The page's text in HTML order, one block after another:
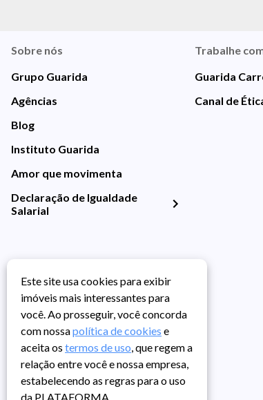
Sobre nós
Grupo Guarida
Agências
Blog
Instituto Guarida
Amor que movimenta
Declaração de Igualdade
Salarial
Trabalhe
Guarida
Canal de
Este site usa cookies para exibir
imóveis mais interessantes para
você. Ao prosseguir, você concorda
com nossapolítica de cookies e
aceita os termos de uso, que regem a
relação entre você e nossa empresa,
estabelecendo as regras para o uso
da PLATAFORMA.